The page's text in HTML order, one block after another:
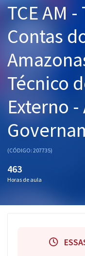
Cursos 20% OFF
Pós
Graduação
OAB
Questões grátis
Aprovados
TCE AM
Contas
Técnico
Externo
(CÓDIGO: 207735)
463
Horas de aula